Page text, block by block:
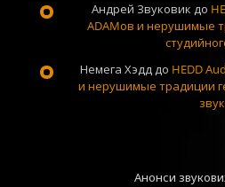
Андрей Звуковик до
ADAMов и нерушимые
Немега Хэдддо HEDD
и нерушимые традиции
Анонси